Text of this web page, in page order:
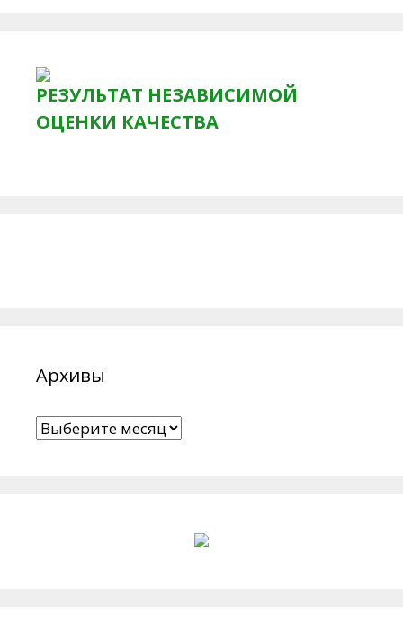
РЕЗУЛЬТАТ НЕЗАВИСИМОЙ
ОЦЕНКИ КАЧЕСТВА
Архивы
Архивы